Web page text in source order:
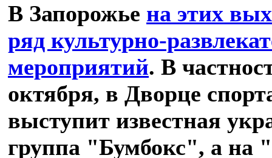
В Запорожье на этих
ряд культурно-
мероприятий. В
октября, в Дворце
выступит известная
группа "Бумбокс", а на